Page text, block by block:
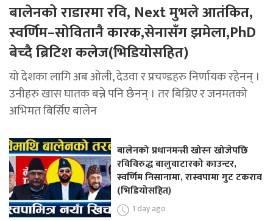
बालेनको राडारमा रवि, Next मुभले आतंकित,
स्वर्णिम–सोवितानै कारक,सेनासँग झमेला,PhD
बेच्दै ब्रिटिश कलेज(भिडियोसहित)
यो देशका लागि अब ओली, देउवा र प्रचण्डहरु निर्णायक रहेनन् ।
उनीहरु खास घातक बन्ने पनि छैनन् । तर बिग्रिए र जनमतको
अभिमत बिर्सिए बालेन
बालेनको प्रधानमन्त्री खोस्न खोजेपछि
रविविरुद्ध बालुवाटारको काउन्टर,
स्वर्णिम निसानामा, रास्वपामा गुट टकराव
(भिडियोसहित)
1 day ago